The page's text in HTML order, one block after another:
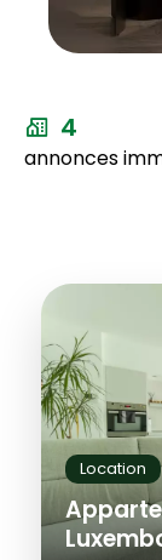
4
annonces
Location